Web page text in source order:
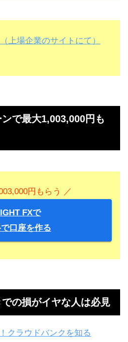
上場企業のサイトにて）
で最大1,003,000円も
円もらう ／
口座を作る